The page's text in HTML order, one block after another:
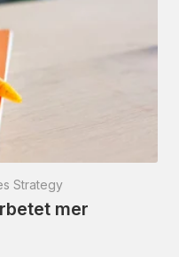
Strategy
mer